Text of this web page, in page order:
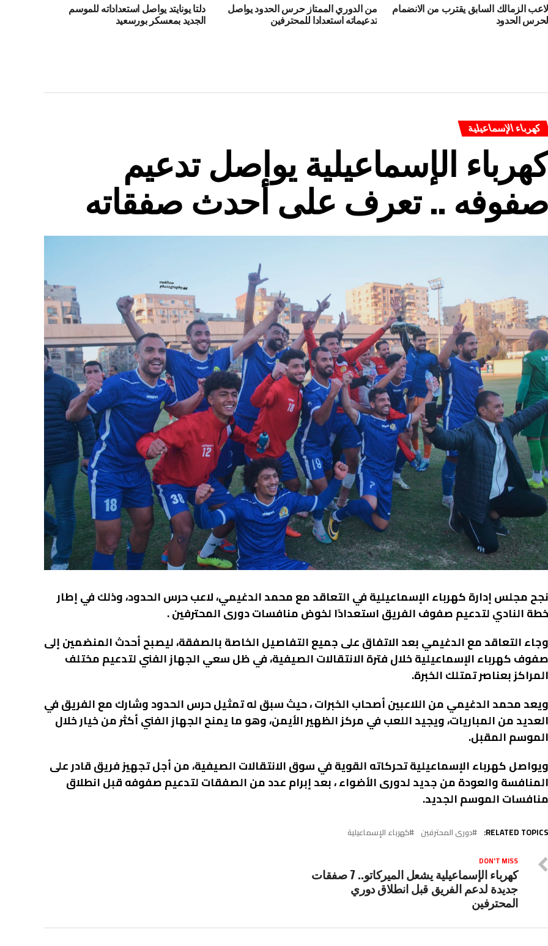
لاعب الزمالك السابق يقترب من الانضمام
لحرس الحدود
من الدوري الممتاز حرس الحدود يواصل
تدعيماته استعدادا للمحترفين
دلتا يونايتد يواصل استعداداته للموسم
الجديد بمعسكر بورسعيد
كهرباء الإسماعيلية
كهرباء الإسماعيلية يواصل تدعيم
صفوفه .. تعرف على أحدث صفقاته
نجح مجلس إدارة كهرباء الإسماعيلية في التعاقد مع محمد الدغيمي، لاعب حرس الحدود، وذلك في إطار
خطة النادي لتدعيم صفوف الفريق استعدادًا لخوض منافسات دورى المحترفين .
وجاء التعاقد مع الدغيمي بعد الاتفاق على جميع التفاصيل الخاصة بالصفقة، ليصبح أحدث المنضمين إلى
صفوف كهرباء الإسماعيلية خلال فترة الانتقالات الصيفية، في ظل سعي الجهاز الفني لتدعيم مختلف
المراكز بعناصر تمتلك الخبرة.
ويعد محمد الدغيمي من اللاعبين أصحاب الخبرات ، حيث سبق له تمثيل حرس الحدود وشارك مع الفريق في
العديد من المباريات، ويجيد اللعب في مركز الظهير الأيمن، وهو ما يمنح الجهاز الفني أكثر من خيار خلال
الموسم المقبل.
ويواصل كهرباء الإسماعيلية تحركاته القوية في سوق الانتقالات الصيفية، من أجل تجهيز فريق قادر على
المنافسة والعودة من جديد لدورى الأضواء ، بعد إبرام عدد من الصفقات لتدعيم صفوفه قبل انطلاق
منافسات الموسم الجديد.
RELATED TOPICS: دورى المحترفين كهرباء الإسماعيلية
DON'T MISS
كهرباء الإسماعيلية يشعل الميركاتو.. 7 صفقات
جديدة لدعم الفريق قبل انطلاق دوري
المحترفين